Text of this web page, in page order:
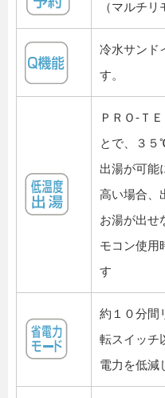
（マルチリ
冷水サンド
す。
ＰＲＯ-Ｔ
とで、３
出湯が可能
高い場合、
お湯が出せ
モコン使用
す
約１０分間
転スイッチ
電力を低減